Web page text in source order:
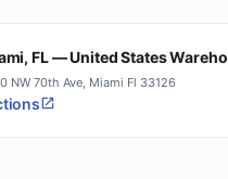
FL — United States
NW 70th Ave, Miami Fl 33126